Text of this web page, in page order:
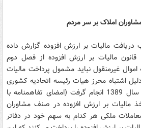
املاک بر سر مردم
مالیات بر ارزش افزوده گزارش داده
است:‌ طبق بند 8 ماده 12 قانون مالیات بر ارزش افزوده از فصل دوم
اموال غیرمنقول نباید مشمول پرداخت مالیات
اشتباه محرز هیات رئیسه اتحادیه کشوری
مشاوران املاک وقت که در سال 1389 انجام گرفت (امضای تفاهمنامه با
مالیات بر ارزش افزوده در صنف مشاوران
ملکی هر کدام به سهم خود در دفاتر